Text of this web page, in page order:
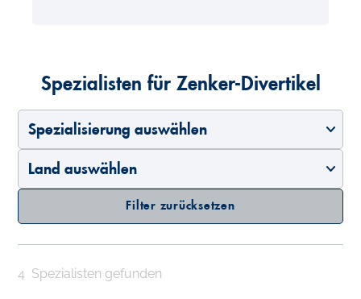
Spezialisten für Zenker-Divertikel
Spezialisierung auswählen
Land auswählen
Filter zurücksetzen
4 Spezialisten gefunden